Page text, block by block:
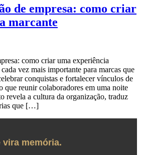
de empresa: como criar
marcante
como criar uma experiência
vez mais importante para marcas que
conquistas e fortalecer vínculos de
que reunir colaboradores em uma noite
revela a cultura da organização, traduz
que […]
vira memória.